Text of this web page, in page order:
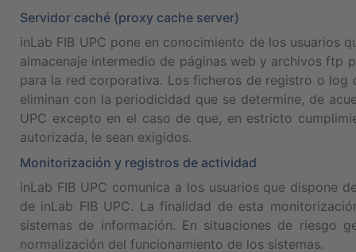
Servidor caché (proxy cache server)
inLab FIB UPC pone en conocimiento de los usuarios
almacenaje intermedio de páginas web y archivos ftp
para la red corporativa. Los ficheros de registro o log
eliminan con la periodicidad que se determine, de
UPC excepto en el caso de que, en estricto
autorizada, le sean exigidos.
Monitorización y registros de actividad
inLab FIB UPC comunica a los usuarios que dispone
de inLab FIB UPC. La finalidad de esta
sistemas de información. En situaciones de riesgo
normalización del funcionamiento de los sistemas.